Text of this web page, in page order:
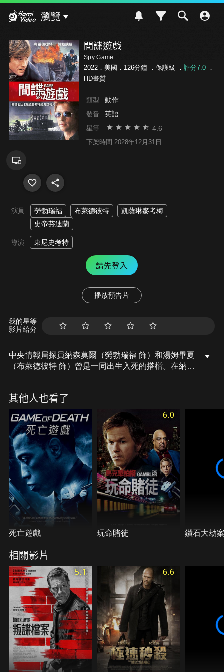
瀏覽
間諜遊戲
Spy Game
2022．美國．126分鐘 ． 保護級 ． 評分7.0．
HD畫質
類型 動作
發音 英語
星等 4.6
下架時間 2028年12月31日
演員 勞勃瑞福 布萊德彼特
凱薩琳麥考梅
史帝芬迪蘭
導演 東尼史考特
請先登入
播放預告片
我的星等
影片給分
中央情報局探員納森莫爾（勞勃瑞福 飾）和湯姆畢夏
（布萊德彼特 飾）曾是一同出生入死的搭檔。在納森
面解救湯姆，由於納森早已不是情報局的核心人物，
所以他必須透過許多以前的舊關係才能營救湯姆，然
而，他只有24小時可以把湯姆救出來。納森不僅要跟
時間賽跑，他和湯姆之前的一些恩怨也浮上心頭…
其他人也看了
死亡遊戲
6.0
玩命賭徒 鑽石大劫
相關影片
5.1 6.6